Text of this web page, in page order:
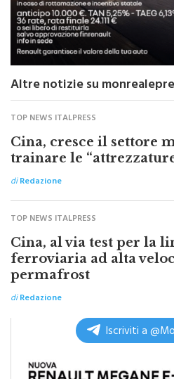
Altre notizie su
TOP NEWS ITALPRESS
Cina, cresce il settore
trainare le
diRedazione
TOP NEWS ITALPRESS
Cina, al via test per la
ferroviaria ad alta
permafrost
diRedazione
Iscriviti a